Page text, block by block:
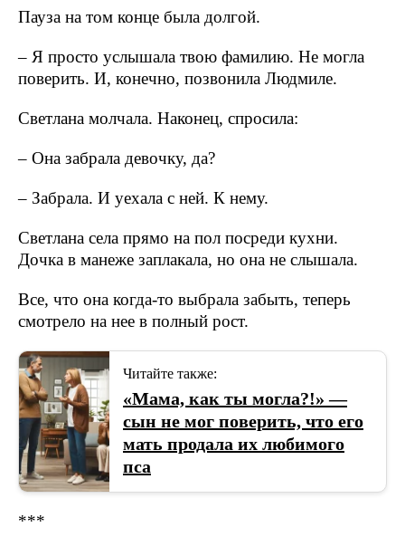
Пауза на том конце была долгой.
– Я просто услышала твою фамилию. Не могла
поверить. И, конечно, позвонила Людмиле.
Светлана молчала. Наконец, спросила:
– Она забрала девочку, да?
– Забрала. И уехала с ней. К нему.
Светлана села прямо на пол посреди кухни.
Дочка в манеже заплакала, но она не слышала.
Все, что она когда-то выбрала забыть, теперь
смотрело на нее в полный рост.
Читайте также:
«Мама, как ты могла?!» —
сын не мог поверить, что его
мать продала их любимого
пса
***